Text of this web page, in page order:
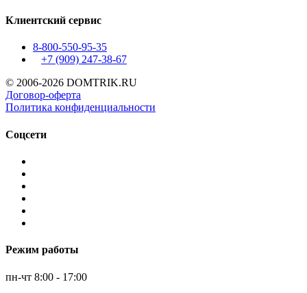
Клиентский сервис
8-800-550-95-35
+7 (909) 247-38-67
© 2006-2026 DOMTRIK.RU
Договор-оферта
Политика конфиденциальности
Соцсети
Режим работы
пн-чт 8:00 - 17:00